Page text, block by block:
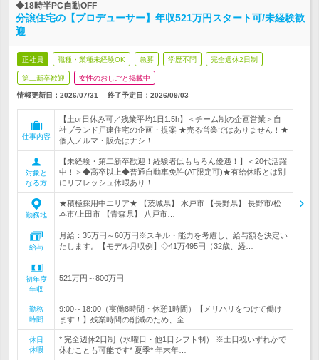
◆18時半PC自動OFF
分譲住宅の【プロデューサー】年収521万円スタート可/未経験歓
迎
正社員 職種・業種未経験OK 急募 学歴不問 完全週休2日制
第二新卒歓迎 女性のおしごと掲載中
情報更新日：2026/07/31 終了予定日： 2026/09/03
仕事内容
【土or日休み可／残業平均1日1.5h】＜チーム制の企画営業＞自
社ブランド戸建住宅の企画・提案 ★売る営業ではありません！★
個人ノルマ・販売はナシ！
対象と
なる方
【未経験・第二新卒歓迎！経験者はもちろん優遇！】＜20代活躍
中！＞◆高卒以上◆普通自動車免許(AT限定可)★有給休暇とは別
にリフレッシュ休暇あり！
勤務地
★積極採用中エリア★ 【茨城県】 水戸市 【長野県】 長野市/松
本市/上田市 【青森県】 八戸市…
給与
月給：35万円～60万円※スキル・能力を考慮し、給与額を決定い
たします。【モデル月収例】◇41万495円（32歳、経…
初年度
年収
521万円～800万円
勤務
時間
9:00～18:00（実働8時間・休憩1時間）【メリハリをつけて働け
ます！】残業時間の削減のため、全…
休日
休暇
* 完全週休2日制（水曜日・他1日シフト制） ※土日祝いずれかで
休むことも可能です* 夏季* 年末年…